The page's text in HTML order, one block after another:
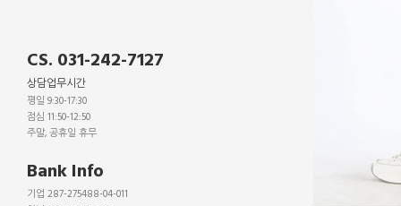
CS. 031-242-7127
상담업무시간
평일 9:30-17:30
점심 11:50-12:50
주말, 공휴일 휴무
Bank Info
기업 287-275488-04-011